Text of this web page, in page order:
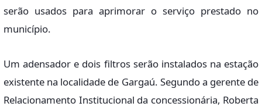
serão usados para aprimorar o serviço prestado no
município.
Um adensador e dois filtros serão instalados na estação
existente na localidade de Gargaú. Segundo a gerente de
Relacionamento Institucional da concessionária, Roberta